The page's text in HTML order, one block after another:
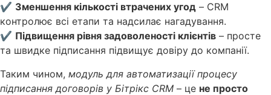
✔ Зменшення кількості втрачених угод – CRM
контролює всі етапи та надсилає нагадування.
✔ Підвищення рівня задоволеності клієнтів – просте
та швидке підписання підвищує довіру до компанії.
Таким чином, модуль для автоматизації процесу
підписання договорів у Бітрікс CRM – це не просто